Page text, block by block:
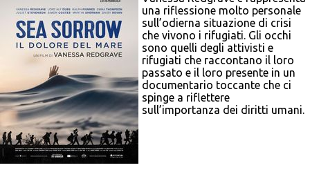
una riflessione molto personale
sull’odierna situazione di crisi
che vivono i rifugiati. Gli occhi
sono quelli degli attivisti e
rifugiati che raccontano il loro
passato e il loro presente in un
documentario toccante che ci
spinge a riflettere
sull’importanza dei diritti umani.